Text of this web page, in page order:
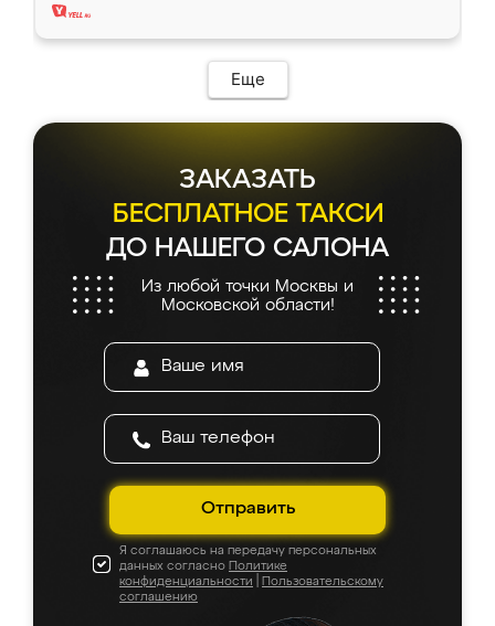
Еще
ЗАКАЗАТЬ
БЕСПЛАТНОЕ ТАКСИ
ДО НАШЕГО САЛОНА
Из любой точки Москвы и
Московской области!
Отправить
Я соглашаюсь на передачу персональных
данных согласно Политике
конфиденциальности
Пользовательскому
соглашению